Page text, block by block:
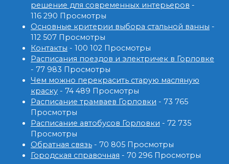
решение для современных интерьеров -
116 290 Просмотры
Основные критерии выбора стальной ванны -
112 507 Просмотры
Контакты - 100 102 Просмотры
Расписания поездов и электричек в Горловке
- 77 983 Просмотры
Чем можно перекрасить старую масляную
краску - 74 489 Просмотры
Расписание трамваев Горловки - 73 765
Просмотры
Расписание автобусов Горловки - 72 735
Просмотры
Обратная связь - 70 805 Просмотры
Городская справочная - 70 296 Просмотры